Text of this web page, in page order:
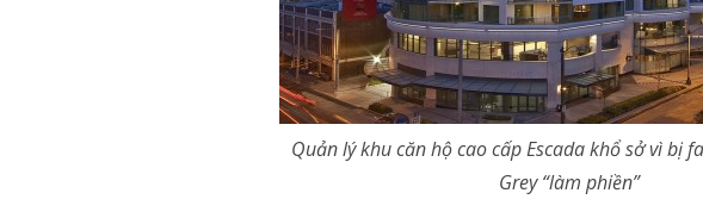
Quản lý khu căn hộ cao cấp Escada khổ sở vì bị
Grey “làm phiền”